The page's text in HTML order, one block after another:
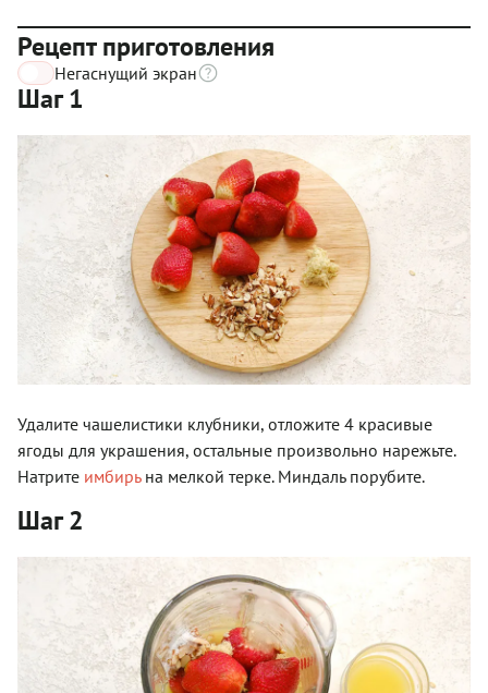
Рецепт приготовления
Негаснущий экран
Шаг 1
Удалите чашелистики клубники, отложите 4 красивые
ягоды для украшения, остальные произвольно нарежьте.
Натрите имбирьна мелкой терке. Миндаль порубите.
Шаг 2